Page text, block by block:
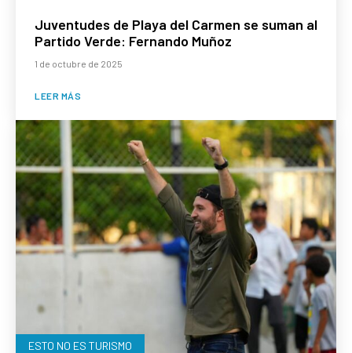
Juventudes de Playa del Carmen se suman al
Partido Verde: Fernando Muñoz
1 de octubre de 2025
LEER MÁS
ESTO NO ES TURISMO